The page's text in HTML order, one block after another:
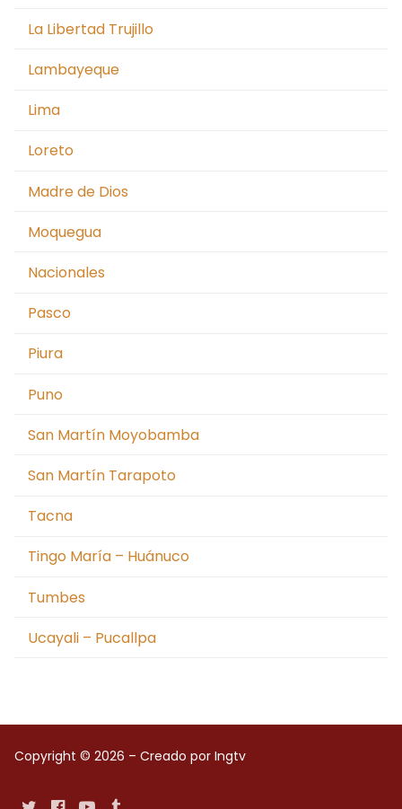
La Libertad Trujillo
Lambayeque
Lima
Loreto
Madre de Dios
Moquegua
Nacionales
Pasco
Piura
Puno
San Martín Moyobamba
San Martín Tarapoto
Tacna
Tingo María – Huánuco
Tumbes
Ucayali – Pucallpa
Copyright © 2026 – Creado por Ingtv